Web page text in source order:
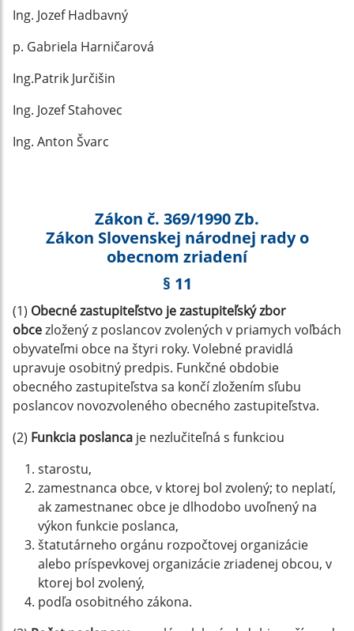
Ing. Jozef Hadbavný
p. Gabriela Harničarová
Ing.Patrik Jurčišin
Ing. Jozef Stahovec
Ing. Anton Švarc
Zákon č. 369/1990 Zb.
Zákon Slovenskej národnej rady o
obecnom zriadení
§ 11
(1) Obecné zastupiteľstvo je zastupiteľský zbor
obcezložený z poslancov zvolených v priamych voľbách
obyvateľmi obce na štyri roky. Volebné pravidlá
upravuje osobitný predpis. Funkčné obdobie
obecného zastupiteľstva sa končí zložením sľubu
poslancov novozvoleného obecného zastupiteľstva.
(2) Funkcia poslanca je nezlučiteľná s funkciou
starostu,
zamestnanca obce, v ktorej bol zvolený; to neplatí,
ak zamestnanec obce je dlhodobo uvoľnený na
výkon funkcie poslanca,
štatutárneho orgánu rozpočtovej organizácie
alebo príspevkovej organizácie zriadenej obcou, v
ktorej bol zvolený,
podľa osobitného zákona.